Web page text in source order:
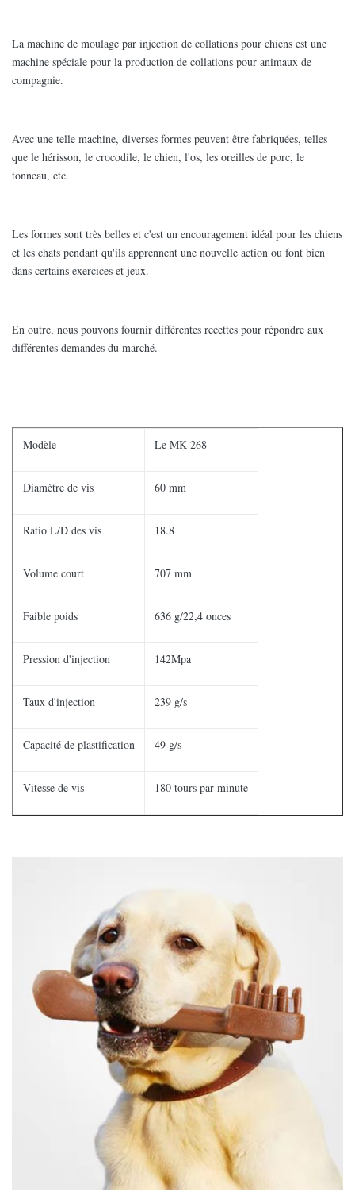
La machine de moulage par injection de collations pour chiens est une
machine spéciale pour la production de collations pour animaux de
compagnie.
Avec une telle machine, diverses formes peuvent être fabriquées, telles
que le hérisson, le crocodile, le chien, l'os, les oreilles de porc, le
tonneau, etc.
Les formes sont très belles et c'est un encouragement idéal pour les chiens
et les chats pendant qu'ils apprennent une nouvelle action ou font bien
dans certains exercices et jeux.
En outre, nous pouvons fournir différentes recettes pour répondre aux
différentes demandes du marché.
Modèle Le MK-268
Diamètre de vis 60 mm
Ratio L/D des vis 18.8
Volume court 707 mm
Faible poids 636 g/22,4 onces
Pression d'injection 142Mpa
Taux d'injection 239 g/s
Capacité de plastification 49 g/s
Vitesse de vis 180 tours par minute